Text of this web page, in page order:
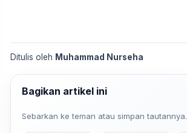
Ditulis oleh Muhammad Nurseha
Bagikan artikel ini
Sebarkan ke teman atau simpan tautannya.